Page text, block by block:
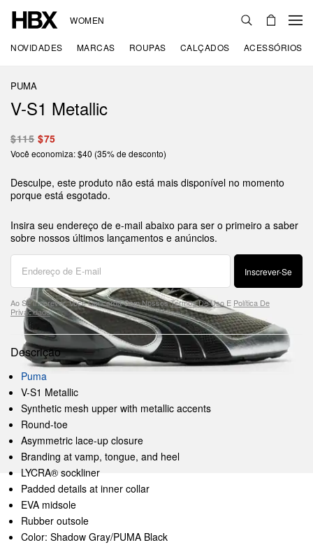
WOMEN
NOVIDADES MARCAS ROUPAS CALÇADOS ACESSÓRIOS
PUMA
V-S1 Metallic
$115 $75
Você economiza: $40 (35% de desconto)
Desculpe, este produto não está mais disponível no momento
porque está esgotado.
Insira seu endereço de e-mail abaixo para ser o primeiro a saber
sobre nossos últimos lançamentos e anúncios.
Inscrever-Se
Ao Se Inscrever, Você Concorda Com NossosTermos De Uso E Política De
Privacidade.
Descrição
Puma
V-S1 Metallic
Synthetic mesh upper with metallic accents
Round-toe
Asymmetric lace-up closure
Branding at vamp, tongue, and heel
LYCRA® sockliner
Padded details at inner collar
EVA midsole
Rubber outsole
Color: Shadow Gray/PUMA Black